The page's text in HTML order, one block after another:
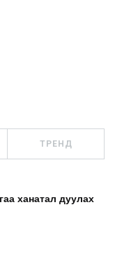
ТРЕНД
ханатал дуулах